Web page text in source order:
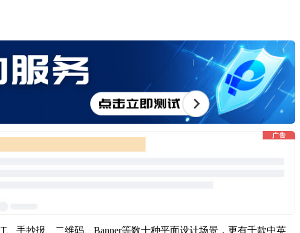
手抄报、二维码、Banner等数十种平面设计场景，更有千款中英